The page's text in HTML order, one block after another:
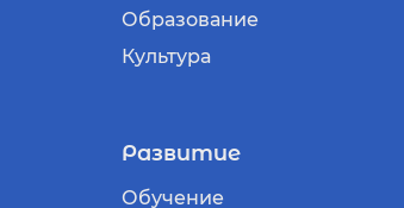
Образование
Культура
Развитие
Обучение